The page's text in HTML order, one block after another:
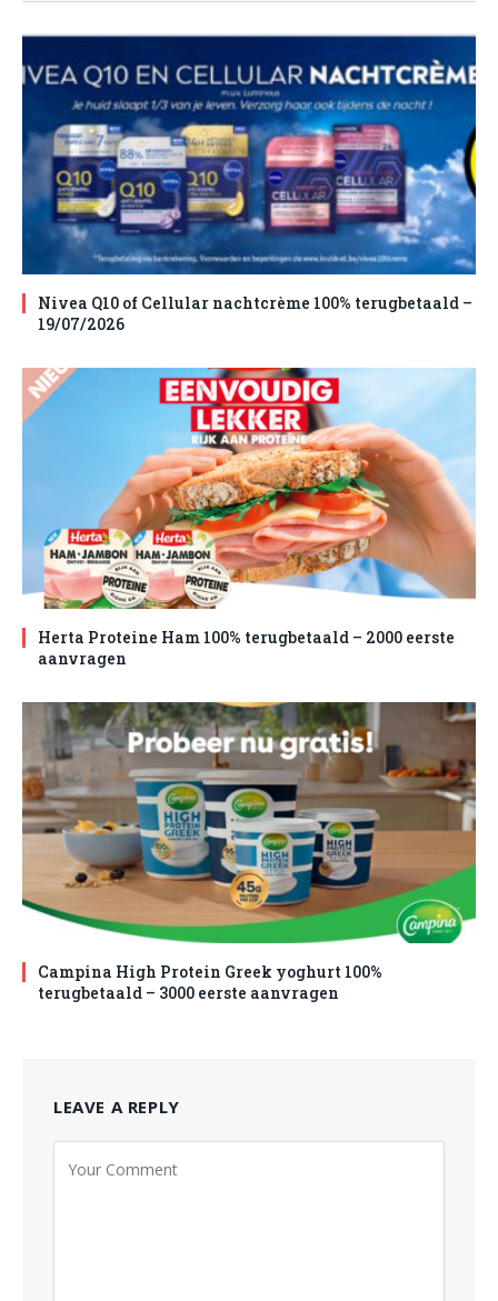
Nivea Q10 of Cellular nachtcrème 100% terugbetaald –
19/07/2026
Herta Proteine Ham 100% terugbetaald – 2000 eerste
aanvragen
Campina High Protein Greek yoghurt 100%
terugbetaald – 3000 eerste aanvragen
LEAVE A REPLY